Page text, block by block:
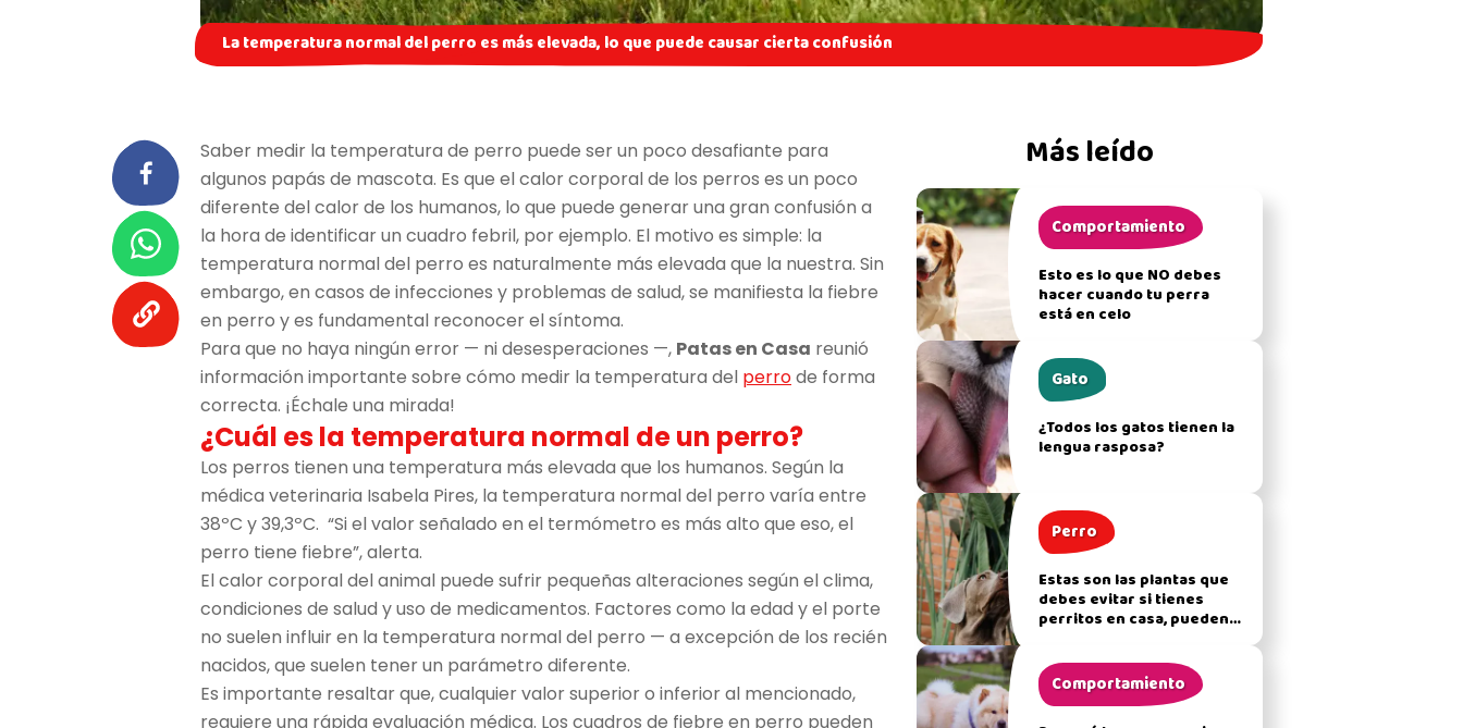
La temperatura normal del perro es más elevada, lo que puede causar cierta confusión
Saber medir la temperatura de perro puede ser un poco desafiante para
algunos papás de mascota. Es que el calor corporal de los perros es un poco
diferente del calor de los humanos, lo que puede generar una gran confusión a
la hora de identificar un cuadro febril, por ejemplo. El motivo es simple: la
temperatura normal del perro es naturalmente más elevada que la nuestra. Sin
embargo, en casos de infecciones y problemas de salud, se manifiesta la fiebre
en perro y es fundamental reconocer el síntoma.
Para que no haya ningún error — ni desesperaciones —, Patas en Casa reunió
información importante sobre cómo medir la temperatura del perrode forma
correcta. ¡Échale una mirada!
¿Cuál es la temperatura normal de un perro?
Los perros tienen una temperatura más elevada que los humanos. Según la
médica veterinaria Isabela Pires, la temperatura normal del perro varía entre
38ºC y 39,3ºC. “Si el valor señalado en el termómetro es más alto que eso, el
perro tiene fiebre”, alerta.
El calor corporal del animal puede sufrir pequeñas alteraciones según el clima,
condiciones de salud y uso de medicamentos. Factores como la edad y el porte
no suelen influir en la temperatura normal del perro — a excepción de los recién
nacidos, que suelen tener un parámetro diferente.
Es importante resaltar que, cualquier valor superior o inferior al mencionado,
requiere una rápida evaluación médica. Los cuadros de fiebre en perro pueden
Más leído
Comportamiento
Esto es lo que NO debes
hacer cuando tu perra
está en celo
Gato
¿Todos los gatos tienen la
lengua rasposa?
Perro
Estas son las plantas que
debes evitar si tienes
perritos en casa, pueden
Comportamiento